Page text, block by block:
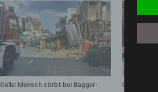
Celle: Mensch stirbt bei Bagger-
Gasleitung